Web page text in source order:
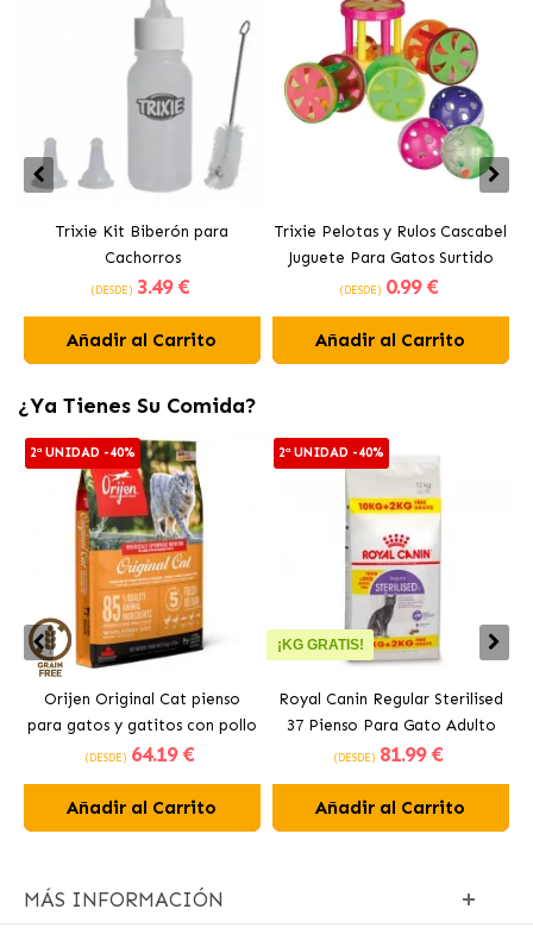
Trixie Kit Biberón para
Cachorros
(DESDE) 3.49 €
Añadir al Carrito
Trixie Pelotas y Rulos Cascabel
Juguete Para Gatos Surtido
Formas y Colores
(DESDE) 0.99 €
Añadir al Carrito
¿Ya Tienes Su Comida?
2ª UNIDAD -40%
Orijen Original Cat pienso
para gatos y gatitos con pollo
(DESDE) 64.19 €
Añadir al Carrito
2ª UNIDAD -40%
¡KG GRATIS!
Royal Canin Regular Sterilised
37 Pienso Para Gato Adulto
Esterilizado
(DESDE) 81.99 €
Añadir al Carrito
MÁS INFORMACIÓN